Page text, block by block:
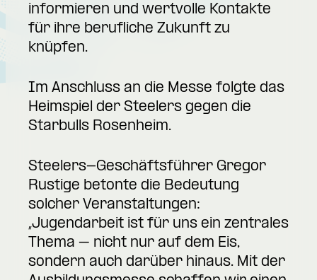
informieren und wertvolle Kontakte
für ihre berufliche Zukunft zu
knüpfen.
Im Anschluss an die Messe folgte das
Heimspiel der Steelers gegen die
Starbulls Rosenheim.
Steelers-Geschäftsführer Gregor
Rustige betonte die Bedeutung
solcher Veranstaltungen:
„Jugendarbeit ist für uns ein zentrales
Thema – nicht nur auf dem Eis,
sondern auch darüber hinaus. Mit der